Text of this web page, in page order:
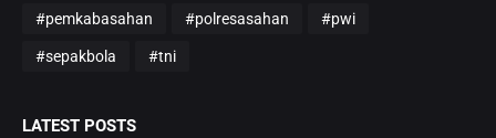
#pemkabasahan #polresasahan #pwi
#sepakbola #tni
LATEST POSTS